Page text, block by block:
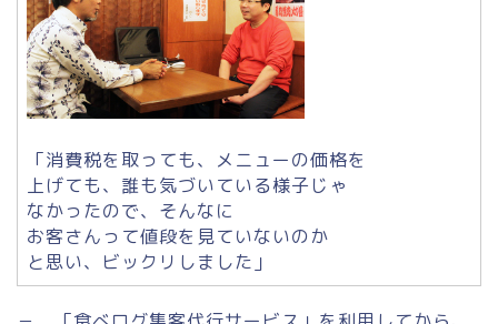
「消費税を取っても、メニューの価格を
上げても、誰も気づいている様子じゃ
なかったので、そんなに
お客さんって値段を見ていないのか
と思い、ビックリしました」